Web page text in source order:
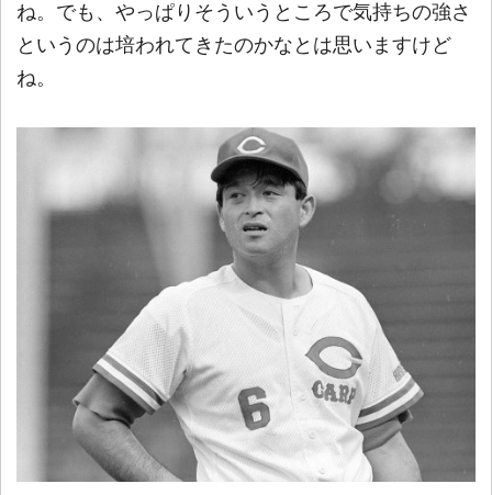
ね。でも、やっぱりそういうところで気持ちの強さ
というのは培われてきたのかなとは思いますけど
ね。